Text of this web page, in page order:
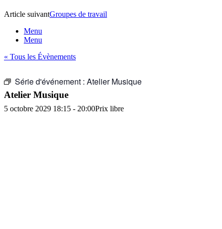
Article suivantGroupes de travail
Menu
Menu
« Tous les Évènements
Série d'événement : Atelier Musique
Atelier Musique
5 octobre 2029 18:15 - 20:00Prix libre